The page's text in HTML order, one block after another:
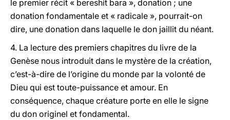
le premier récit « bereshit bara », donation ; une
donation fondamentale et « radicale », pourrait-on
dire, une donation dans laquelle le don jaillit du néant.
4. La lecture des premiers chapitres du livre de la
Genèse nous introduit dans le mystère de la création,
c’est-à-dire de l’origine du monde par la volonté de
Dieu qui est toute-puissance et amour. En
conséquence, chaque créature porte en elle le signe
du don originel et fondamental.